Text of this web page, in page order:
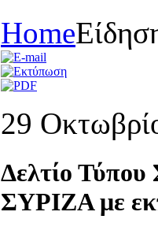
Home
29
Δελτίο
ΣΥΡΙΖΑ με